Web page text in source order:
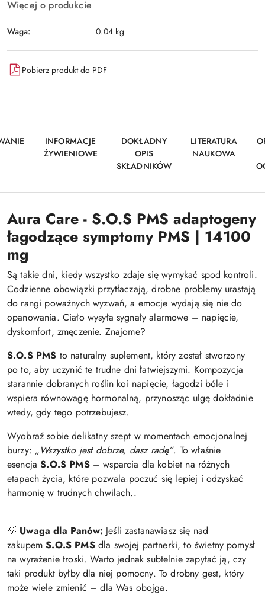
Więcej o produkcie
Waga: 0.04 kg
Pobierz produkt do PDF
INFORMACJE
ŻYWIENIOWE
DOKŁADNY
OPIS
SKŁADNIKÓW
LITERATURA
NAUKOWA
Aura Care - S.O.S PMS adaptogeny
łagodzące symptomy PMS | 14100
mg
Są takie dni, kiedy wszystko zdaje się wymykać spod kontroli.
Codzienne obowiązki przytłaczają, drobne problemy urastają
do rangi poważnych wyzwań, a emocje wydają się nie do
opanowania. Ciało wysyła sygnały alarmowe – napięcie,
dyskomfort, zmęczenie. Znajome?
S.O.S PMS to naturalny suplement, który został stworzony
po to, aby uczynić te trudne dni łatwiejszymi. Kompozycja
starannie dobranych roślin koi napięcie, łagodzi bóle i
wspiera równowagę hormonalną, przynosząc ulgę dokładnie
wtedy, gdy tego potrzebujesz.
Wyobraź sobie delikatny szept w momentach emocjonalnej
burzy: „Wszystko jest dobrze, dasz radę”. To właśnie
esencjaS.O.S PMS– wsparcia dla kobiet na różnych
etapach życia, które pozwala poczuć się lepiej i odzyskać
harmonię w trudnych chwilach..
💡 Uwaga dla Panów: Jeśli zastanawiasz się nad
zakupemS.O.S PMSdla swojej partnerki, to świetny pomysł
na wyrażenie troski. Warto jednak subtelnie zapytać ją, czy
taki produkt byłby dla niej pomocny. To drobny gest, który
może wiele zmienić – dla Was obojga.